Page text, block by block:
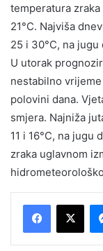
temperatura zraka
21°C. Najviša
25 i 30°C, na jugu
U utorak
nestabilno
polovini dana.
smjera. Najniža
11 i 16°C, na jugu
zraka uglavnom